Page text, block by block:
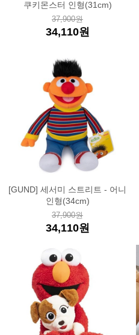
쿠키몬스터 인형(31cm)
37,900원
34,110원
[GUND] 세서미 스트리트 - 어니
인형(34cm)
37,900원
34,110원